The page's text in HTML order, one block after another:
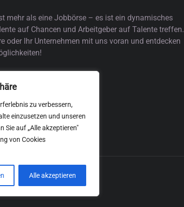
zu verbessern,
einzusetzen und unseren
Sie auf „Alle akzeptieren"
von Cookies
Alle akzeptieren
mehr als eine Jobbörse – es ist ein dynamisches
auf Chancen und Arbeitgeber auf Talente treffen.
oder Ihr Unternehmen mit uns voran und entdecken